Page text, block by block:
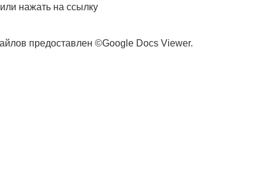
нажать на ссылку
предоставлен ©Google Docs Viewer.